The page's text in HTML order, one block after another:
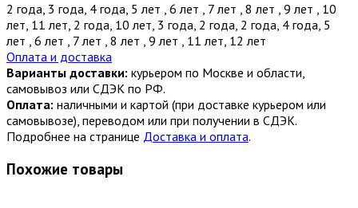
2 года, 3 года, 4 года, 5 лет , 6 лет , 7 лет , 8 лет , 9 лет , 10
лет, 11 лет, 2 года, 10 лет, 3 года, 2 года, 2 года, 4 года, 5
лет , 6 лет , 7 лет , 8 лет , 9 лет , 11 лет, 12 лет
Оплата и доставка
Варианты доставки: курьером по Москве и области,
самовывоз или СДЭК по РФ.
Оплата: наличными и картой (при доставке курьером или
самовывозе), переводом или при получении в СДЭК.
Подробнее на странице Доставка и оплата.
Похожие товары